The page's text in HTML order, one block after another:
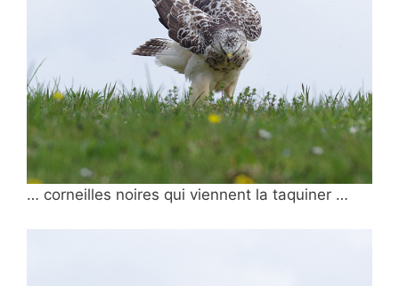
… corneilles noires qui viennent la taquiner …